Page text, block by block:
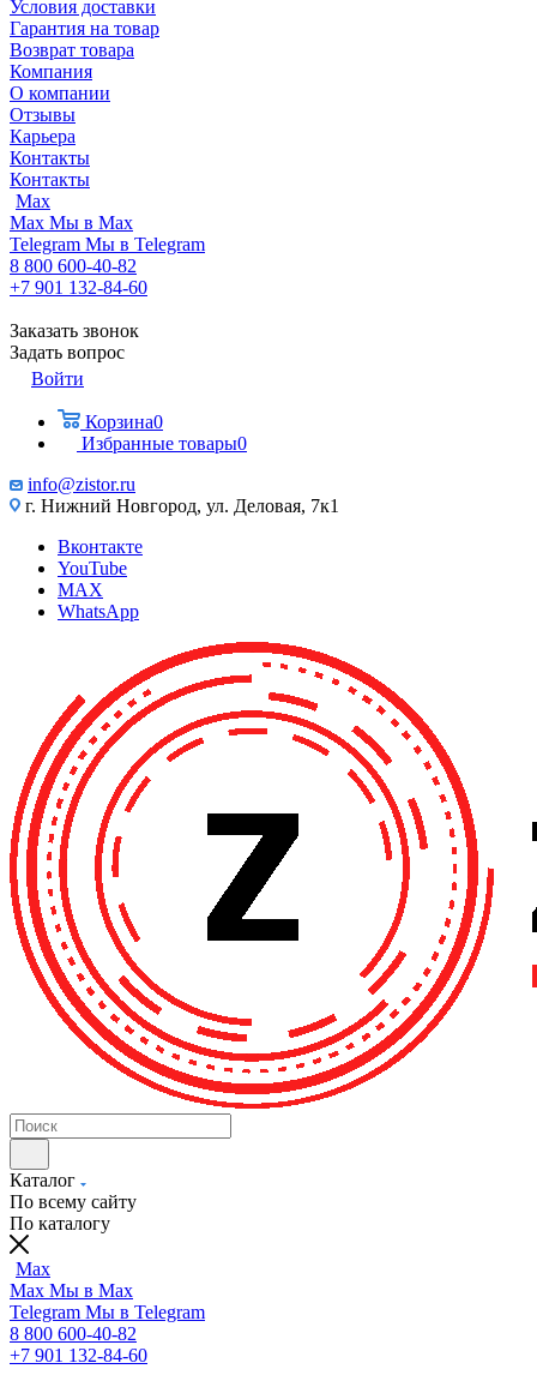
Условия доставки
Гарантия на товар
Возврат товара
Компания
О компании
Отзывы
Карьера
Контакты
Контакты
Max
Max Мы в Max
Telegram Мы в Telegram
8 800 600-40-82
+7 901 132-84-60
Заказать звонок
Задать вопрос
Войти
Корзина0
Избранные товары0
info@zistor.ru
г. Нижний Новгород, ул. Деловая, 7к1
Вконтакте
YouTube
MAX
WhatsApp
Каталог
По всему сайту
По каталогу
Max
Max Мы в Max
Telegram Мы в Telegram
8 800 600-40-82
+7 901 132-84-60